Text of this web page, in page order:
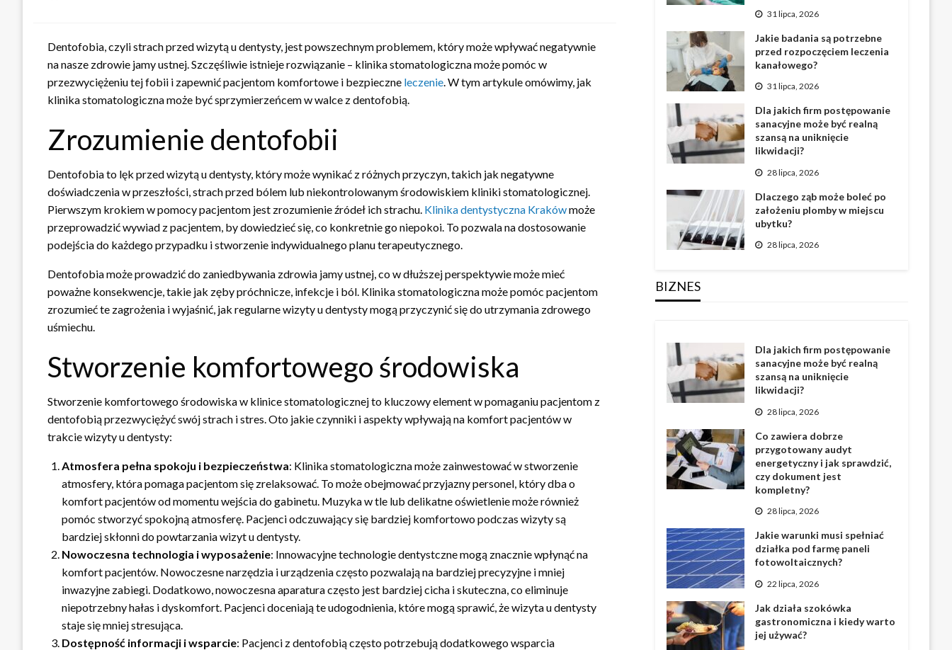
Dentofobia, czyli strach przed wizytą u dentysty, jest powszechnym problemem, który może wpływać negatywnie
na nasze zdrowie jamy ustnej. Szczęśliwie istnieje rozwiązanie – klinika stomatologiczna może pomóc w
przezwyciężeniu tej fobii i zapewnić pacjentom komfortowe i bezpieczne leczenie. W tym artykule omówimy, jak
klinika stomatologiczna może być sprzymierzeńcem w walce z dentofobią.
Zrozumienie dentofobii
Dentofobia to lęk przed wizytą u dentysty, który może wynikać z różnych przyczyn, takich jak negatywne
doświadczenia w przeszłości, strach przed bólem lub niekontrolowanym środowiskiem kliniki stomatologicznej.
Pierwszym krokiem w pomocy pacjentom jest zrozumienie źródeł ich strachu. Klinika dentystyczna Krakówmoże
przeprowadzić wywiad z pacjentem, by dowiedzieć się, co konkretnie go niepokoi. To pozwala na dostosowanie
podejścia do każdego przypadku i stworzenie indywidualnego planu terapeutycznego.
Dentofobia może prowadzić do zaniedbywania zdrowia jamy ustnej, co w dłuższej perspektywie może mieć
poważne konsekwencje, takie jak zęby próchnicze, infekcje i ból. Klinika stomatologiczna może pomóc pacjentom
zrozumieć te zagrożenia i wyjaśnić, jak regularne wizyty u dentysty mogą przyczynić się do utrzymania zdrowego
uśmiechu.
Stworzenie komfortowego środowiska
Stworzenie komfortowego środowiska w klinice stomatologicznej to kluczowy element w pomaganiu pacjentom z
dentofobią przezwyciężyć swój strach i stres. Oto jakie czynniki i aspekty wpływają na komfort pacjentów w
trakcie wizyty u dentysty:
Atmosfera pełna spokoju i bezpieczeństwa: Klinika stomatologiczna może zainwestować w stworzenie
atmosfery, która pomaga pacjentom się zrelaksować. To może obejmować przyjazny personel, który dba o
komfort pacjentów od momentu wejścia do gabinetu. Muzyka w tle lub delikatne oświetlenie może również
pomóc stworzyć spokojną atmosferę. Pacjenci odczuwający się bardziej komfortowo podczas wizyty są
bardziej skłonni do powtarzania wizyt u dentysty.
Nowoczesna technologia i wyposażenie: Innowacyjne technologie dentystczne mogą znacznie wpłynąć na
komfort pacjentów. Nowoczesne narzędzia i urządzenia często pozwalają na bardziej precyzyjne i mniej
inwazyjne zabiegi. Dodatkowo, nowoczesna aparatura często jest bardziej cicha i skuteczna, co eliminuje
niepotrzebny hałas i dyskomfort. Pacjenci doceniają te udogodnienia, które mogą sprawić, że wizyta u dentysty
staje się mniej stresująca.
Dostępność informacji i wsparcie: Pacjenci z dentofobią często potrzebują dodatkowego wsparcia
31 lipca, 2026
Jakie badania są potrzebne
przed rozpoczęciem leczenia
kanałowego?
31 lipca, 2026
Dla jakich firm postępowanie
sanacyjne może być realną
szansą na uniknięcie
likwidacji?
28 lipca, 2026
Dlaczego ząb może boleć po
założeniu plomby w miejscu
ubytku?
28 lipca, 2026
BIZNES
Dla jakich firm postępowanie
sanacyjne może być realną
szansą na uniknięcie
likwidacji?
28 lipca, 2026
Co zawiera dobrze
przygotowany audyt
energetyczny i jak sprawdzić,
czy dokument jest
kompletny?
28 lipca, 2026
Jakie warunki musi spełniać
działka pod farmę paneli
fotowoltaicznych?
22 lipca, 2026
Jak działa szokówka
gastronomiczna i kiedy warto
jej używać?